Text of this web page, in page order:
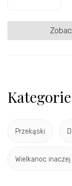
Przekąski
Wielkanoc inaczej